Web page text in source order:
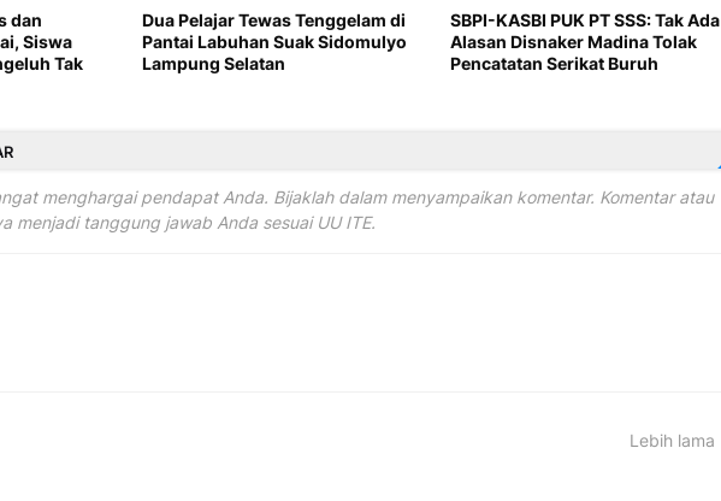
dan
Siswa
Tak
Dua Pelajar Tewas Tenggelam di
Pantai Labuhan Suak Sidomulyo
Lampung Selatan
SBPI-KASBI PUK PT SSS: Tak Ada
Alasan Disnaker Madina Tolak
Pencatatan Serikat Buruh
menghargai pendapat Anda. Bijaklah dalam menyampaikan komentar. Komentar atau
menjadi tanggung jawab Anda sesuai UU ITE.
Lebih lama